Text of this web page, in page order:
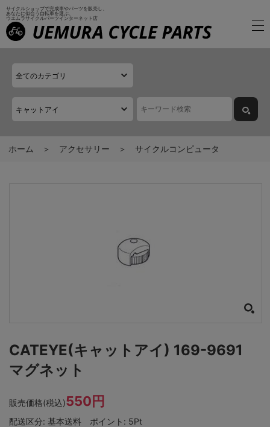
サイクルショップで完成車やパーツを販売し、
あなたに似合う自転車を選ぶ、
ウエムラサイクルパーツインターネット店
ホーム アクセサリー サイクルコンピュータ
CATEYE(キャットアイ) 169-9691
マグネット
販売価格(税込)550円
配送区分: 基本送料 ポイント: 5Pt